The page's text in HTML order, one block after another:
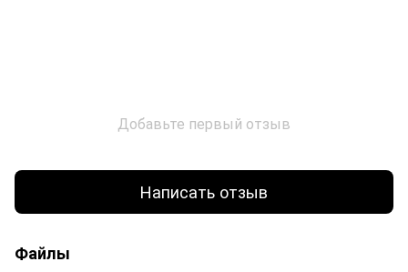
Добавьте первый отзыв
Написать отзыв
Файлы